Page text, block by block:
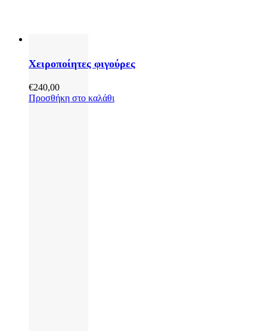
Χειροποίητες φιγούρες
€240,00
Προσθήκη στο καλάθι